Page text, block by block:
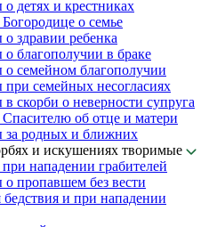
детях и крестниках
о семье
здравии ребенка
благополучии в браке
семейном благополучии
семейных несогласиях
скорби о неверности супруга
об отце и матери
родных и ближних
и искушениях творимые
нападении грабителей
пропавшем без вести
и при нападении